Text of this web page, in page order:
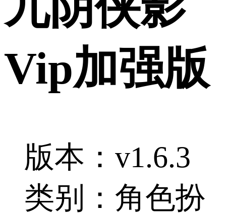
Vip加强版
版本：v1.6.3
类别：角色扮